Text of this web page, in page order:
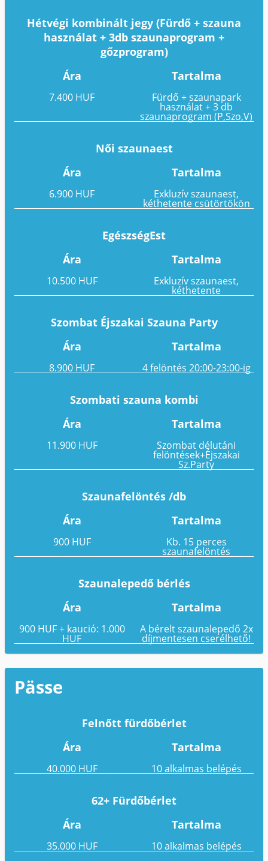
Hétvégi kombinált jegy (Fürdő + szauna
használat + 3db szaunaprogram +
gőzprogram)
Ára
Tartalma
7.400 HUF Fürdő + szaunapark
használat + 3 db
szaunaprogram (P,Szo,V)
Női szaunaest
Ára
Tartalma
6.900 HUF Exkluzív szaunaest,
kéthetente csütörtökön
EgészségEst
Ára
Tartalma
10.500 HUF Exkluzív szaunaest,
kéthetente
Szombat Éjszakai Szauna Party
Ára
Tartalma
8.900 HUF 4 felöntés 20:00-23:00-ig
Szombati szauna kombi
Ára
Tartalma
11.900 HUF Szombat délutáni
felöntések+Éjszakai
Sz.Party
Szaunafelöntés /db
Ára
Tartalma
900 HUF Kb. 15 perces
szaunafelöntés
Szaunalepedő bérlés
Ára
Tartalma
900 HUF + kaució: 1.000
HUF
A bérelt szaunalepedő 2x
díjmentesen cserélhető!
Pässe
Felnőtt fürdőbérlet
Ára
Tartalma
40.000 HUF 10 alkalmas belépés
62+ Fürdőbérlet
Ára
Tartalma
35.000 HUF 10 alkalmas belépés